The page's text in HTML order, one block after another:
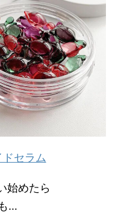
セラム
始めたら
…